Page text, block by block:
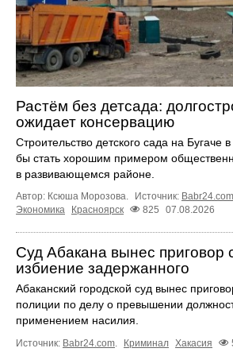
Растём без детсада:
ожидает консервацию
Строительство детского сада на Бугаче
бы стать хорошим примером
в развивающемся районе.
Автор: Ксюша Морозова. Источник: Babr24.com
Экономика
Красноярск 825 07.08.2026
Суд Абакана вынес приговор
избиение задержанного
Абаканский городской суд вынес
полиции по делу о превышении
применением насилия.
Источник: Babr24.com. Криминал Хакасия